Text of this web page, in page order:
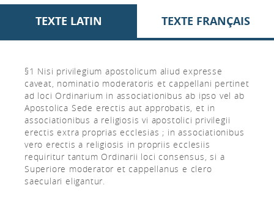
TEXTE LATIN TEXTE FRANÇAIS
§1 Nisi privilegium apostolicum aliud expresse
caveat, nominatio moderatoris et cappellani pertinet
ad loci Ordinarium in associationibus ab ipso vel ab
Apostolica Sede erectis aut approbatis, et in
associationibus a religiosis vi apostolici privilegii
erectis extra proprias ecclesias ; in associationibus
vero erectis a religiosis in propriis ecclesiis
requiritur tantum Ordinarii loci consensus, si a
Superiore moderator et cappellanus e clero
saeculari eligantur.